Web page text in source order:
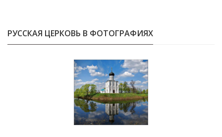
РУССКАЯ ЦЕРКОВЬ В ФОТОГРАФИЯХ